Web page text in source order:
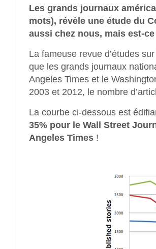
Les grands journaux
mots), révèle une étude du
aussi chez nous, mais est-
La fameuse revue d’études
que les grands journaux
Angeles Times et le
2003 et 2012, le nombre
La courbe ci-dessous est
35% pour le Wall Street
Angeles Times !